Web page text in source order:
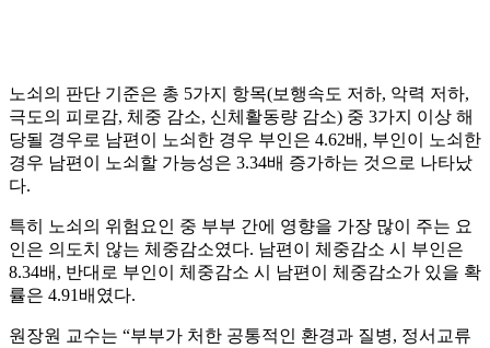
노쇠의 판단 기준은 총 5가지 항목(보행속도 저하, 악력 저하,
극도의 피로감, 체중 감소, 신체활동량 감소) 중 3가지 이상 해
당될 경우로 남편이 노쇠한 경우 부인은 4.62배, 부인이 노쇠한
경우 남편이 노쇠할 가능성은 3.34배 증가하는 것으로 나타났
다.
특히 노쇠의 위험요인 중 부부 간에 영향을 가장 많이 주는 요
인은 의도치 않는 체중감소였다. 남편이 체중감소 시 부인은
8.34배, 반대로 부인이 체중감소 시 남편이 체중감소가 있을 확
률은 4.91배였다.
원장원 교수는 “부부가 처한 공통적인 환경과 질병, 정서교류